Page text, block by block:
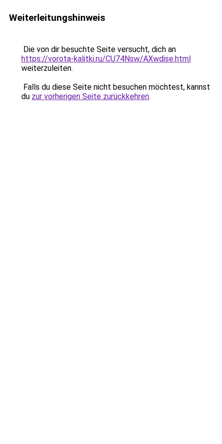
Weiterleitungshinweis
Die von dir besuchte Seite versucht, dich an
https://vorota-kalitki.ru/CU74Nsw/AXwdise.html
weiterzuleiten.
Falls du diese Seite nicht besuchen möchtest, kannst
du zur vorherigen Seite zurückkehren.